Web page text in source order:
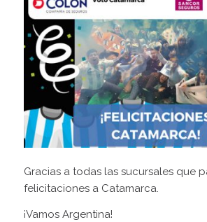
Gracias a todas las sucursales que
felicitaciones a Catamarca.
¡Vamos Argentina!